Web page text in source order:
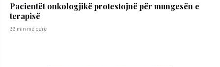
Pacientët onkologjikë protestojnë për mungesën e
terapisë
33 min më parë